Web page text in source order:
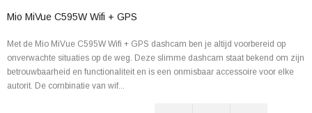
Mio MiVue C595W Wifi + GPS
Met de Mio MiVue C595W Wifi + GPS dashcam ben je altijd voorbereid op
onverwachte situaties op de weg. Deze slimme dashcam staat bekend om zijn
betrouwbaarheid en functionaliteit en is een onmisbaar accessoire voor elke
autorit. De combinatie van wif...